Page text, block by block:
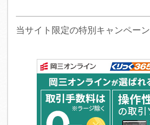
当サイト限定の特別キャンペーン